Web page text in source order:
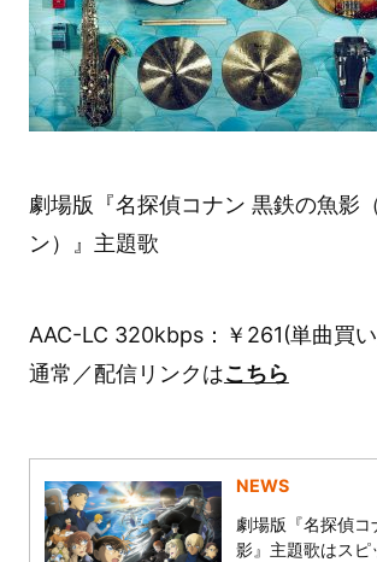
劇場版『名探偵コナン 黒鉄の魚影
ン）』主題歌
AAC-LC 320kbps：￥261(単曲買
通常／配信リンクはこちら
NEWS
劇場版『名探偵コ
影』主題歌はスピ